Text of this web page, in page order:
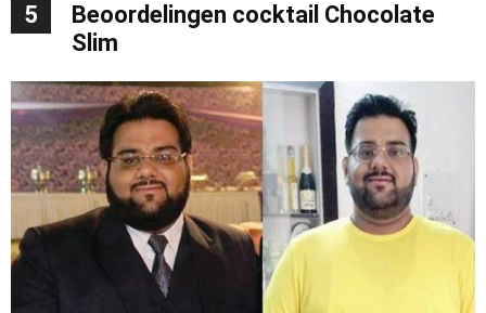
5
Beoordelingen cocktail Chocolate
Slim